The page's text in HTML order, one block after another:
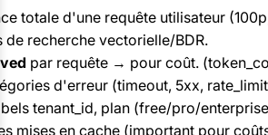
totale d'une requête utilisateur
de recherche vectorielle/BDR.
par requête → pour coût.
d'erreur (timeout, 5xx,
tenant_id, plan (free/pro/
mises en cache (important pour